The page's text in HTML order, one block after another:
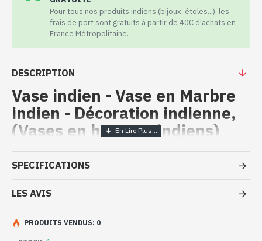
Pour tous nos produits indiens (bijoux, étoles...), les
frais de port sont gratuits à partir de 40€ d’achats en
France Métropolitaine.
DESCRIPTION
Vase indien - Vase en Marbre
indien - Décoration indienne,
(Vases en hauteur indiens)
Artisanant inde - Vase en Marbre
indien - Décoration indienne
- Vase indien - Décoration indienne
- Mine se trouvant à Mekarana
SPECIFICATIONS
LES AVIS
PRODUITS VENDUS: 0